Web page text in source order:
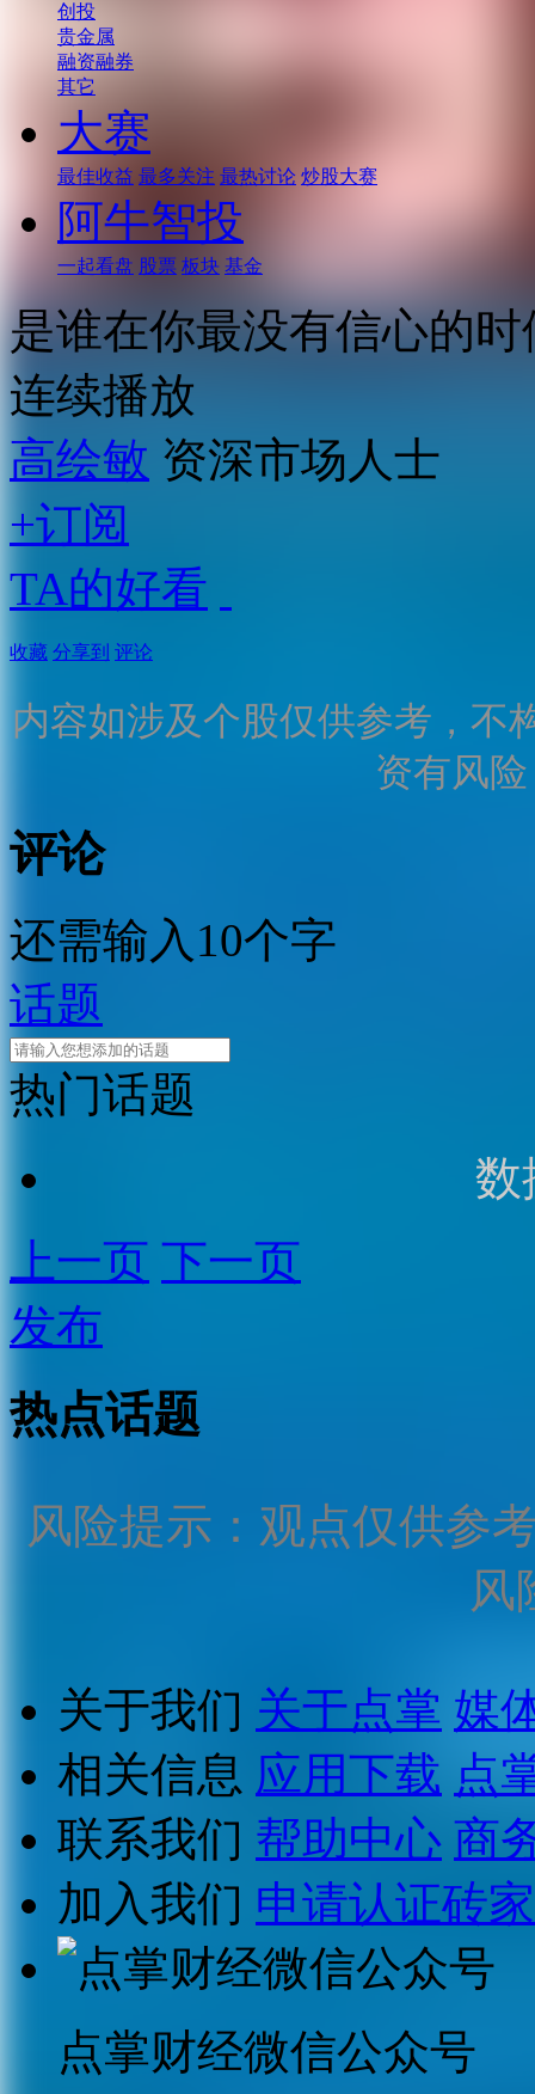
创投
贵金属
融资融券
其它
大赛
最佳收益 最多关注 最热讨论 炒股大赛
阿牛智投
一起看盘 股票 板块 基金
是谁在你最没有信心的
连续播放
高绘敏 资深市场人士
+订阅
TA的好看
收藏 分享到 评论
内容如涉及个股仅供参考，不
资有风
评论
还需输入10个字
话题
热门话题
数
上一页 下一页
发布
热点话题
风险提示：观点仅供参
风
关于我们 关于点掌 媒
相关信息 应用下载 点
联系我们 帮助中心 商
加入我们 申请认证砖家
点掌财经微信公众号